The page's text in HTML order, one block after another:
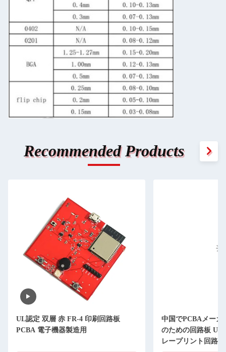
Recommended Products
UL認定 双層 赤 FR-4 印刷回路板
PCBA 電子機器製造用
中国でPCBAメーカ
のための回路板
レープリント回路板